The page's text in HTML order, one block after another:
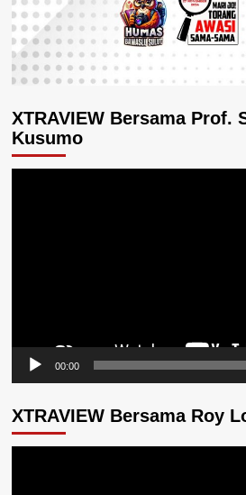
XTRAVIEW Bersama Prof.
Kusumo
00:00
XTRAVIEW Bersama Roy